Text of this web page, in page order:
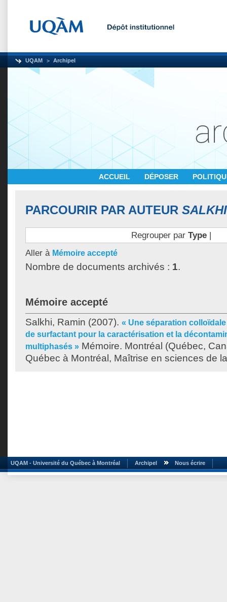
UQAM Archipel
ACCUEIL DÉPOSER
PARCOURIR PAR AUTEUR
Regrouper par Type|
Aller à Mémoire accepté
Nombre de documents archivés : 1.
Mémoire accepté
Salkhi, Ramin (2007). « Une séparation
de surfactant pour la caractérisation et la
multiphasés » Mémoire. Montréal (Québec,
Québec à Montréal, Maîtrise en sciences de
UQAM - Université du Québec à Montréal Archipel Nous écrire